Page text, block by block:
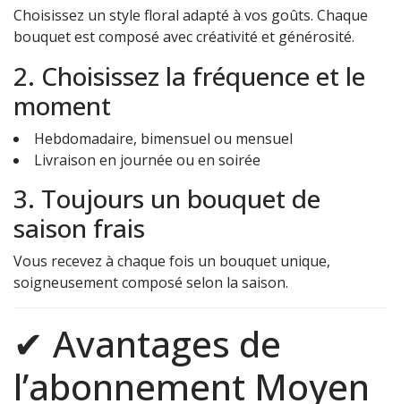
Choisissez un style floral adapté à vos goûts. Chaque
bouquet est composé avec créativité et générosité.
2. Choisissez la fréquence et le
moment
Hebdomadaire, bimensuel ou mensuel
Livraison en journée ou en soirée
3. Toujours un bouquet de
saison frais
Vous recevez à chaque fois un bouquet unique,
soigneusement composé selon la saison.
✔ Avantages de
l’abonnement Moyen